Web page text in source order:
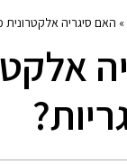
» האם סיגריה אלקטרונית